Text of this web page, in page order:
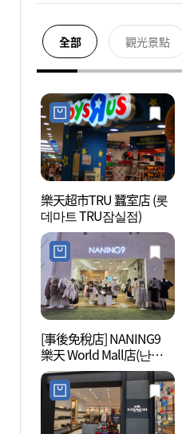
全部 觀光景點
樂天超市TRU 蠶室店 (롯
데마트 TRU잠실점)
[事後免稅店] NANING9
樂天 World Mall店(난닝
구 롯데월드몰점)